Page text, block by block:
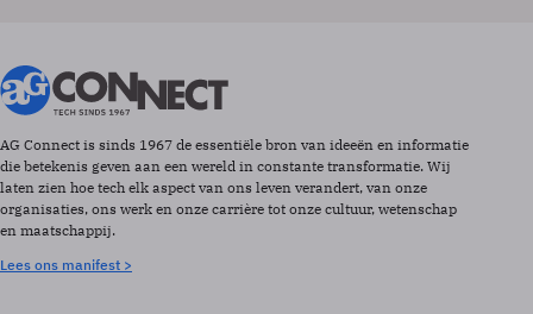
AG Connect is sinds 1967 de essentiële bron van ideeën en informatie
die betekenis geven aan een wereld in constante transformatie. Wij
laten zien hoe tech elk aspect van ons leven verandert, van onze
organisaties, ons werk en onze carrière tot onze cultuur, wetenschap
en maatschappij.
Lees ons manifest >